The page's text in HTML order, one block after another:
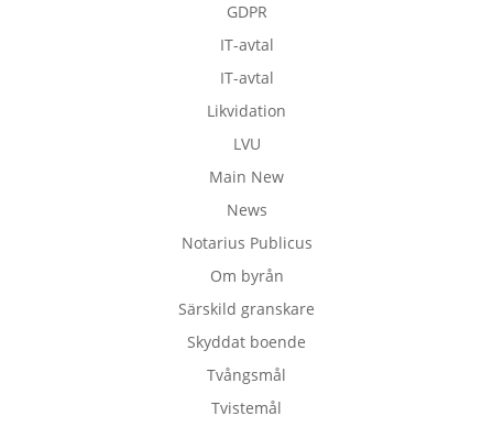
GDPR
IT-avtal
IT-avtal
Likvidation
LVU
Main New
News
Notarius Publicus
Om byrån
Särskild granskare
Skyddat boende
Tvångsmål
Tvistemål